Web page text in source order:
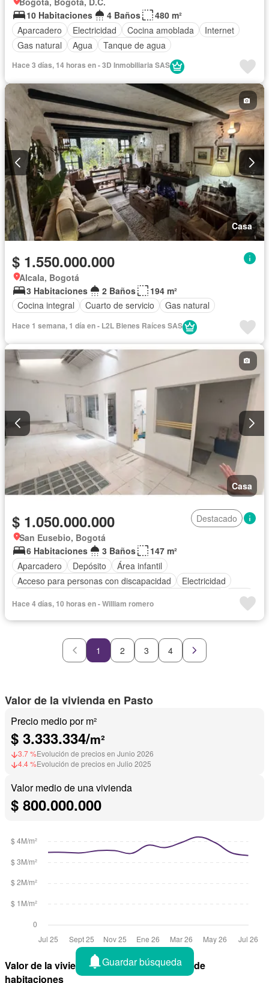
10 Habitaciones
4 Baños
480 m²
Aparcadero
Electricidad Cocina amoblada
Internet
Gas natural
Agua Tanque de agua
Hace 3 días, 14 horas en - 3D Inmobiliaria SAS
Casa
$ 1.550.000.000
Alcala, Bogotá
3 Habitaciones
2 Baños
194 m²
Cocina integral
Cuarto de servicio Gas natural
Hace 1 semana, 1 día en - L2L Bienes Raíces SAS
Casa
$ 1.050.000.000
Destacado
San Eusebio, Bogotá
6 Habitaciones
3 Baños
147 m²
Aparcadero
Depósito
Área infantil
Acceso para personas con discapacidad
Electricidad
Patio
Hace 4 días, 10 horas en - William romero
1 2 3 4
Valor de la vivienda en Pasto
Precio medio por m²
$ 3.333.334/m²
3.7 %Evolución de precios en Junio 2026
4.4 %Evolución de precios en Julio 2025
Valor medio de una vivienda
$ 800.000.000
Valor de la vivienda en Pasto por número de
habitaciones
Guardar búsqueda